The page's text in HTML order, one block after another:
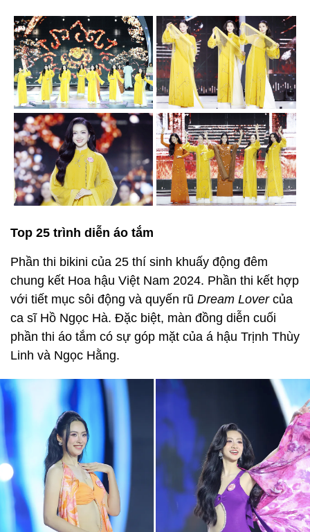
Top 25 trình diễn áo tắm
Phần thi bikini của 25 thí sinh khuấy động đêm
chung kết Hoa hậu Việt Nam 2024. Phần thi kết hợp
với tiết mục sôi động và quyến rũ Dream Lovercủa
ca sĩ Hồ Ngọc Hà. Đặc biệt, màn đồng diễn cuối
phần thi áo tắm có sự góp mặt của á hậu Trịnh Thùy
Linh và Ngọc Hằng.